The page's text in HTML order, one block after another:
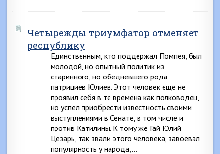
Четырежды триумфатор отменяет
республику
Единственным, кто поддержал Помпея, был
молодой, но опытный политик из
старинного, но обедневшего рода
патрициев Юлиев. Этот человек еще не
проявил себя в те времена как полководец,
но успел приобрести известность своими
выступлениями в Сенате, в том числе и
против Катилины. К тому же Гай Юлий
Цезарь, так звали этого человека, завоевал
популярность у народа,…